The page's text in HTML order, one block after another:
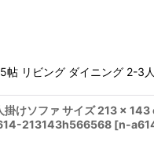
リビング ダイニング 2-3
けソファ サイズ 213 ×
213143h566568 [n-